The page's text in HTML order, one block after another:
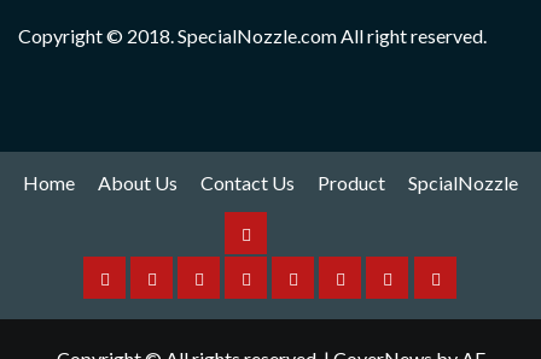
Copyright © 2018. SpecialNozzle.com All right reserved.
Home About Us Contact Us Product SpcialNozzle
HomeAboutContact
Product
SpareYamaha
I
HitachiSpcialNozzle